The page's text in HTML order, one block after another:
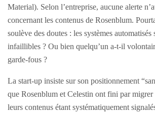
Material). Selon l’entreprise, aucune alerte
concernant les contenus de Rosenblum.
soulève des doutes : les systèmes
infaillibles ? Ou bien quelqu’un a-t-il
garde-fous ?
La start-up insiste sur son positionnement
que Rosenblum et Celestin ont fini par
leurs contenus étant systématiquement